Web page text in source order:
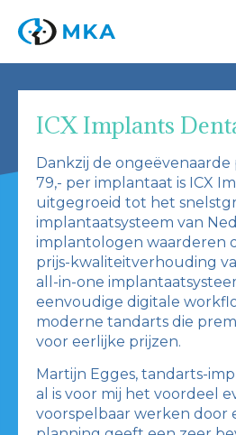
ICX Implants
Dankzij de ongeëvenaarde
79,- per implantaat is ICX
uitgegroeid tot het
implantaatsysteem van
implantologen waarderen
prijs-kwaliteitverhouding
all-in-one
eenvoudige digitale
moderne tandarts die
voor eerlijke prijzen.
Martijn Egges, tandarts-
al is voor mij het voordeel
voorspelbaar werken door